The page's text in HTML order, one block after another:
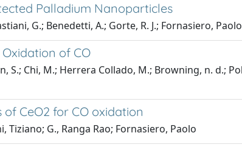
Palladium Nanoparticles
G.; Benedetti, A.; Gorte, R. J.; Fornasiero, Paolo
of CO
Chi, M.; Herrera Collado, M.; Browning, n. d.;
CeO2 for CO oxidation
G., Ranga Rao; Fornasiero, Paolo